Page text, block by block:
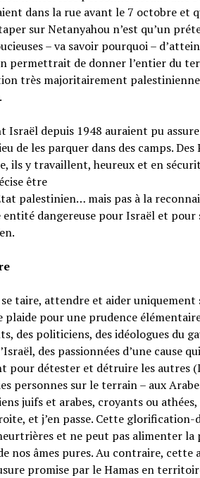
dans la rue avant le 7 octobre et
sur Netanyahou n’est qu’un
– va savoir pourquoi –
permettrait de donner l’entier du
très majoritairement
Israël depuis 1948 auraient pu
de les parquer dans des camps. Des
ils y travaillent, heureux et en
être
palestinien… mais pas à la
entité dangereuse pour Israël et pour
taire, attendre et aider uniquement
plaide pour une prudence
des politiciens, des idéologues du
des passionnées d’une cause
pour détester et détruire les autres
personnes sur le terrain – aux
juifs et arabes, croyants ou athées,
et j’en passe. Cette
et ne peut pas alimenter la
nos âmes pures. Au contraire,
promise par le Hamas en